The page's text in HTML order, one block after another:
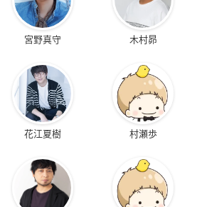
宮野真守 木村昴
花江夏樹 村瀬歩